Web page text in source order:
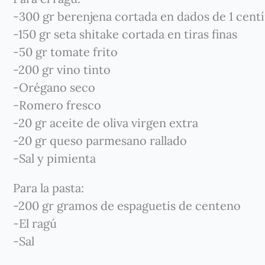
-300 gr berenjena cortada en dados de 1
-150 gr seta shitake cortada en tiras finas
-50 gr tomate frito
-200 gr vino tinto
-Orégano seco
-Romero fresco
-20 gr aceite de oliva virgen extra
-20 gr queso parmesano rallado
-Sal y pimienta
Para la pasta:
-200 gr gramos de espaguetis de centeno
-El ragú
-Sal